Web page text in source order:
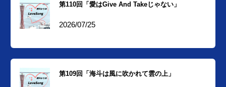
第110回「愛はGive And Takeじゃない」
2026/07/25
第109回「海斗は風に吹かれて雲の上」